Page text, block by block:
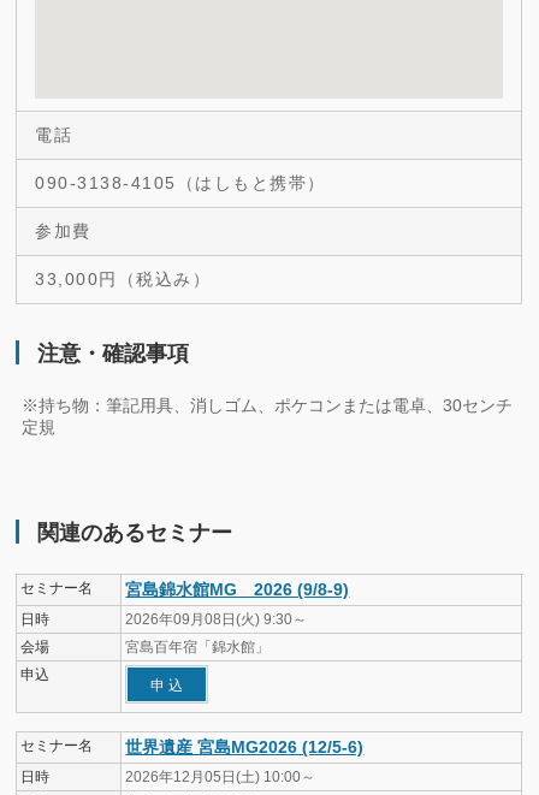
電話
090-3138-4105（はしもと携帯）
参加費
33,000円（税込み）
注意・確認事項
※持ち物：筆記用具、消しゴム、ポケコンまたは電卓、30センチ
定規
関連のあるセミナー
セミナー名 宮島錦水館MG 2026 (9/8-9)
日時
2026年09月08日(火) 9:30～
会場
宮島百年宿「錦水館」
申込
申 込
セミナー名 世界遺産 宮島MG2026 (12/5-6)
日時
2026年12月05日(土) 10:00～